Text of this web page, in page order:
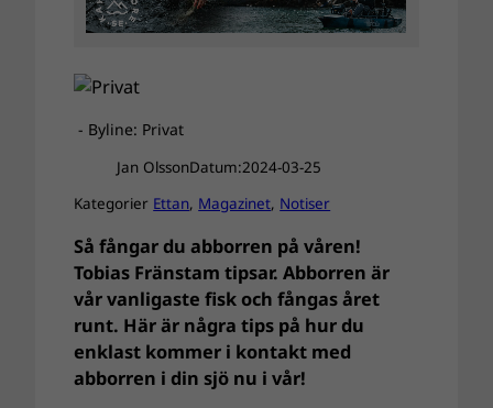
- Byline: Privat
Jan OlssonDatum:2024-03-25
Kategorier Ettan, Magazinet, Notiser
Så fångar du abborren på våren!
Tobias Fränstam tipsar. Abborren är
vår vanligaste fisk och fångas året
runt. Här är några tips på hur du
enklast kommer i kontakt med
abborren i din sjö nu i vår!